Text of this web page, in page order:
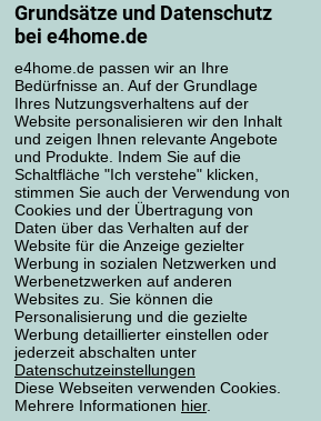
Grundsätze und Datenschutz
bei e4home.de
e4home.de passen wir an Ihre
Bedürfnisse an. Auf der Grundlage
Ihres Nutzungsverhaltens auf der
Website personalisieren wir den Inhalt
und zeigen Ihnen relevante Angebote
und Produkte. Indem Sie auf die
Schaltfläche "Ich verstehe" klicken,
stimmen Sie auch der Verwendung von
Cookies und der Übertragung von
Daten über das Verhalten auf der
Website für die Anzeige gezielter
Werbung in sozialen Netzwerken und
Werbenetzwerken auf anderen
Websites zu. Sie können die
Personalisierung und die gezielte
Werbung detaillierter einstellen oder
jederzeit abschalten unter
Datenschutzeinstellungen
Diese Webseiten verwenden Cookies.
Mehrere Informationen hier.
Mein Konto
Bestellübersicht
Reklamationen
Widerrufsbelehrung
Einfach mehr wissen
Richtlinien zur Verarbeitung von Bewertungen
Transportarten
Zahlungsmethoden
Zuverlässiger Shop